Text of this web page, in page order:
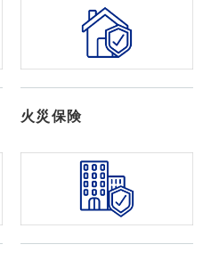
火災保険